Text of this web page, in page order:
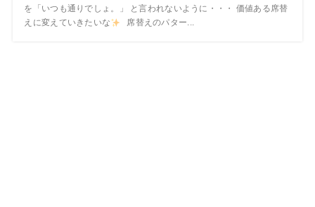
を「いつも通りでしょ。」 と言われないように・・・ 価値ある席替
えに変えていきたいな
席替えのパター...